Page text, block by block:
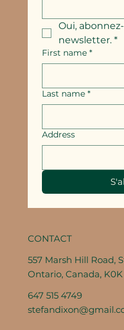
Oui,
newsletter. *
First name *
Last name *
Address
CONTACT
557 Marsh Hill Road,
Ontario, Canada,
647 515 4749